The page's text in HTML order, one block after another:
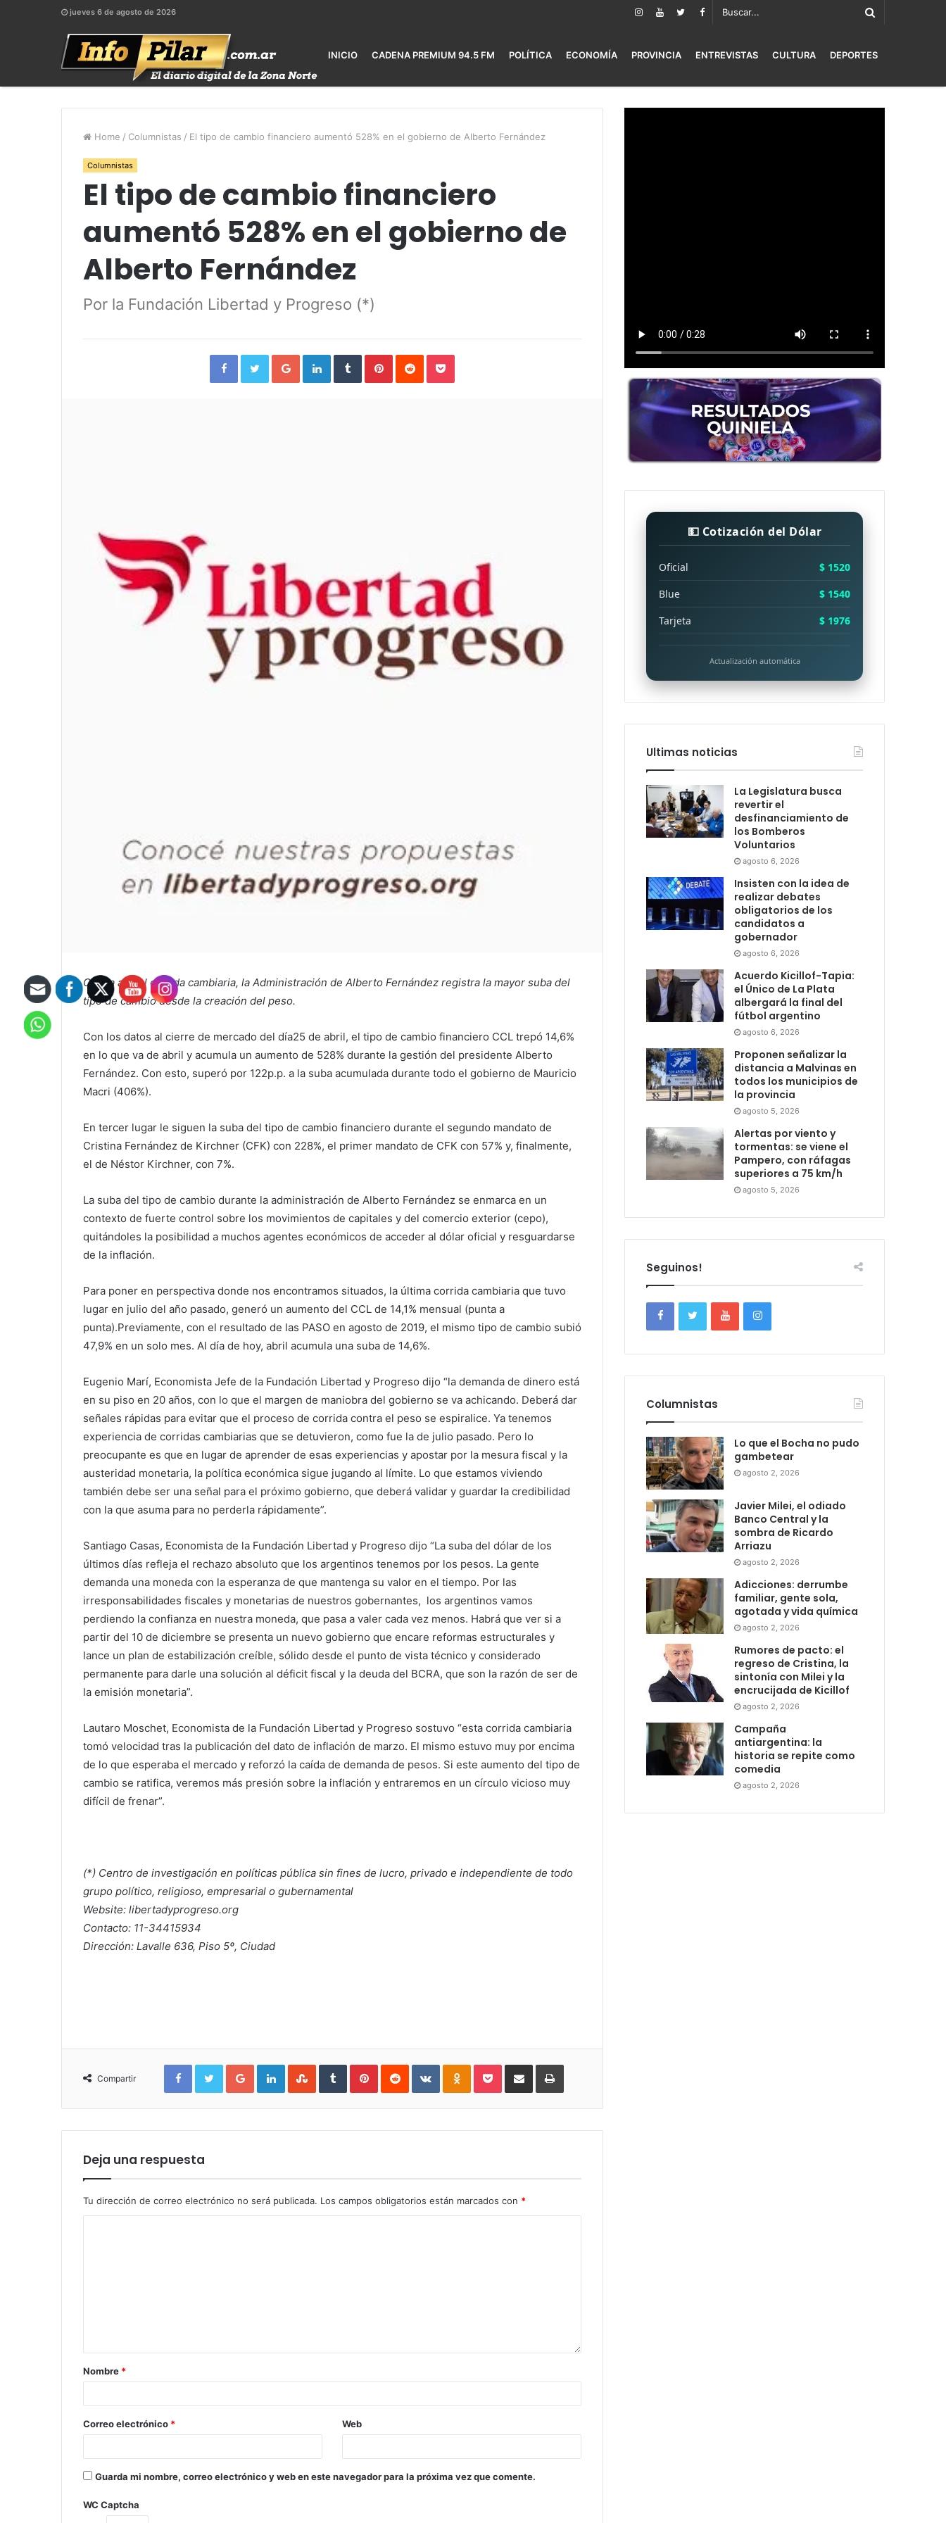
jueves 6 de agosto de 2026
INICIO CADENA PREMIUM 94.5 FM POLÍTICA ECONOMÍA PROVINCIA ENTREVISTAS CULTURA DEPORTES
Home / Columnistas / El tipo de cambio financiero aumentó 528% en el gobierno de Alberto Fernández
Columnistas
El tipo de cambio financiero
aumentó 528% en el gobierno de
Alberto Fernández
Por la Fundación Libertad y Progreso (*)
FacebookTwitterGoogle+LinkedInTumblrPinterestReddit Pocket
Con la actual corrida cambiaria, la Administración de Alberto Fernández registra la mayor suba del
tipo de cambio desde la creación del peso.
Con los datos al cierre de mercado del día25 de abril, el tipo de cambio financiero CCL trepó 14,6%
en lo que va de abril y acumula un aumento de 528% durante la gestión del presidente Alberto
Fernández. Con esto, superó por 122p.p. a la suba acumulada durante todo el gobierno de Mauricio
Macri (406%).
En tercer lugar le siguen la suba del tipo de cambio financiero durante el segundo mandato de
Cristina Fernández de Kirchner (CFK) con 228%, el primer mandato de CFK con 57% y, finalmente,
el de Néstor Kirchner, con 7%.
La suba del tipo de cambio durante la administración de Alberto Fernández se enmarca en un
contexto de fuerte control sobre los movimientos de capitales y del comercio exterior (cepo),
quitándoles la posibilidad a muchos agentes económicos de acceder al dólar oficial y resguardarse
de la inflación.
Para poner en perspectiva donde nos encontramos situados, la última corrida cambiaria que tuvo
lugar en julio del año pasado, generó un aumento del CCL de 14,1% mensual (punta a
punta).Previamente, con el resultado de las PASO en agosto de 2019, el mismo tipo de cambio subió
47,9% en un solo mes. Al día de hoy, abril acumula una suba de 14,6%.
Eugenio Marí, Economista Jefe de la Fundación Libertad y Progreso dijo “la demanda de dinero está
en su piso en 20 años, con lo que el margen de maniobra del gobierno se va achicando. Deberá dar
señales rápidas para evitar que el proceso de corrida contra el peso se espiralice. Ya tenemos
experiencia de corridas cambiarias que se detuvieron, como fue la de julio pasado. Pero lo
preocupante es que en lugar de aprender de esas experiencias y apostar por la mesura fiscal y la
austeridad monetaria, la política económica sigue jugando al límite. Lo que estamos viviendo
también debe ser una señal para el próximo gobierno, que deberá validar y guardar la credibilidad
con la que asuma para no perderla rápidamente”.
Santiago Casas, Economista de la Fundación Libertad y Progreso dijo “La suba del dólar de los
últimos días refleja el rechazo absoluto que los argentinos tenemos por los pesos. La gente
demanda una moneda con la esperanza de que mantenga su valor en el tiempo. Por las
irresponsabilidades fiscales y monetarias de nuestros gobernantes, los argentinos vamos
perdiendo la confianza en nuestra moneda, que pasa a valer cada vez menos. Habrá que ver si a
partir del 10 de diciembre se presenta un nuevo gobierno que encare reformas estructurales y
lance un plan de estabilización creíble, sólido desde el punto de vista técnico y considerado
permanente para darle una solución al déficit fiscal y la deuda del BCRA, que son la razón de ser de
la emisión monetaria”.
Lautaro Moschet, Economista de la Fundación Libertad y Progreso sostuvo “esta corrida cambiaria
tomó velocidad tras la publicación del dato de inflación de marzo. El mismo estuvo muy por encima
de lo que esperaba el mercado y reforzó la caída de demanda de pesos. Si este aumento del tipo de
cambio se ratifica, veremos más presión sobre la inflación y entraremos en un círculo vicioso muy
difícil de frenar”.
(*) Centro de investigación en políticas pública sin fines de lucro, privado e independiente de todo
grupo político, religioso, empresarial o gubernamental
Website: libertadyprogreso.org
Contacto: 11-34415934
Dirección: Lavalle 636, Piso 5º, Ciudad
Compartir
FacebookTwitterGoogle+LinkedInStumbleUpon
TumblrPinterestReddit VKontakteOdnoklassniki
PocketShare
Email
Print
Deja una respuesta
Tu dirección de correo electrónico no será publicada. Los campos obligatorios están marcados con *
Nombre *
Correo electrónico * Web
Guarda mi nombre, correo electrónico y web en este navegador para la próxima vez que comente.
WC Captcha
💵 Cotización del Dólar
Oficial
$ 1520
Blue
$ 1540
Tarjeta
$ 1976
Actualización automática
Ultimas noticias
La Legislatura busca
revertir el
desfinanciamiento de
los Bomberos
Voluntarios
agosto 6, 2026
Insisten con la idea de
realizar debates
obligatorios de los
candidatos a
gobernador
agosto 6, 2026
Acuerdo Kicillof-Tapia:
el Único de La Plata
albergará la final del
fútbol argentino
agosto 6, 2026
Proponen señalizar la
distancia a Malvinas en
todos los municipios de
la provincia
agosto 5, 2026
Alertas por viento y
tormentas: se viene el
Pampero, con ráfagas
superiores a 75 km/h
agosto 5, 2026
Seguinos!
Columnistas
Lo que el Bocha no pudo
gambetear
agosto 2, 2026
Javier Milei, el odiado
Banco Central y la
sombra de Ricardo
Arriazu
agosto 2, 2026
Adicciones: derrumbe
familiar, gente sola,
agotada y vida química
agosto 2, 2026
Rumores de pacto: el
regreso de Cristina, la
sintonía con Milei y la
encrucijada de Kicillof
agosto 2, 2026
Campaña
antiargentina: la
historia se repite como
comedia
agosto 2, 2026